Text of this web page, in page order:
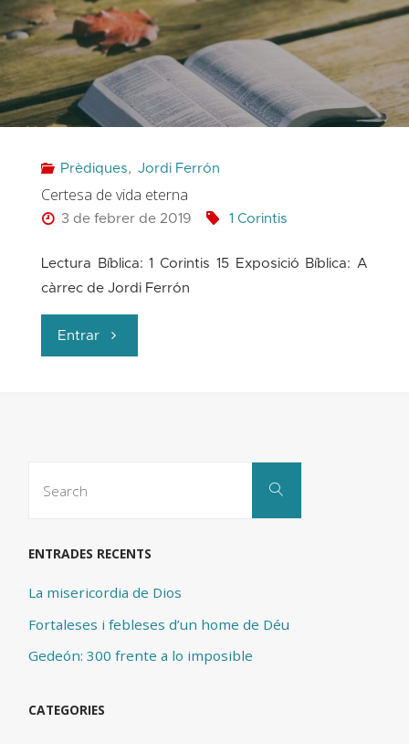
l’amor"
Prèdiques, Jordi Ferrón
Certesa de vida eterna
3 de febrer de 2019 1 Corintis
Lectura Bíblica: 1 Corintis 15 Exposició Bíblica: A
càrrec de Jordi Ferrón
Entrar"Certesa
Search
ENTRADES RECENTS
La misericordia de Dios
Fortaleses i febleses d’un home de Déu
Gedeón: 300 frente a lo imposible
CATEGORIES